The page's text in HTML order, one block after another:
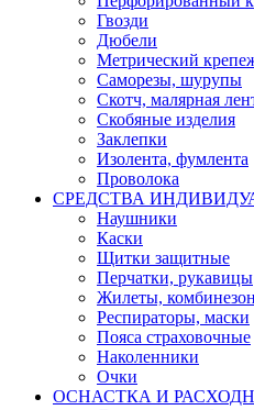
Гвозди
Дюбели
Метрический
Саморезы, шурупы
Скотч, малярная
Скобяные изделия
Заклепки
Изолента, фумлента
Проволока
СРЕДСТВА
Наушники
Каски
Щитки защитные
Перчатки, рукавицы
Жилеты,
Респираторы, маски
Пояса страховочные
Наколенники
Очки
ОСНАСТКА И